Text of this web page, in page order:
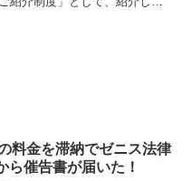
料金を滞納でゼニス法律
ら催告書が届いた！